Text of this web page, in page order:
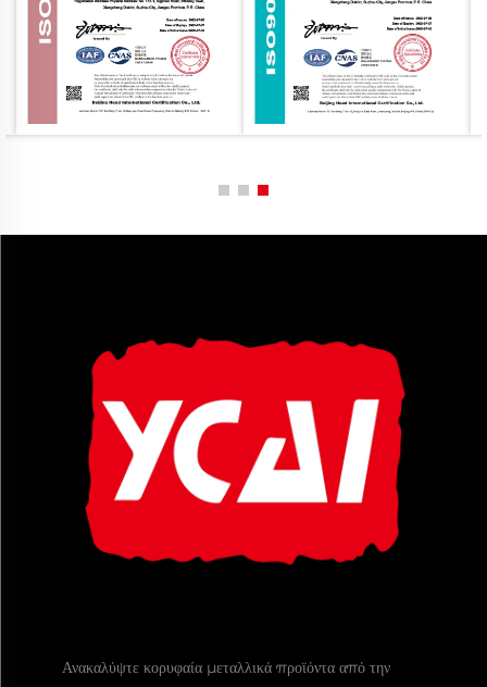
Ανακαλύψτε κορυφαία μεταλλικά προϊόντα από την